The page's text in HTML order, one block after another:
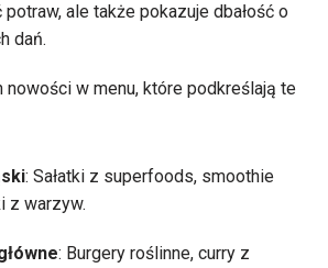
ale także pokazuje dbałość o
dań.
nowości w menu, które podkreślają te
: Sałatki z superfoods, smoothie
z warzyw.
: Burgery roślinne, curry z